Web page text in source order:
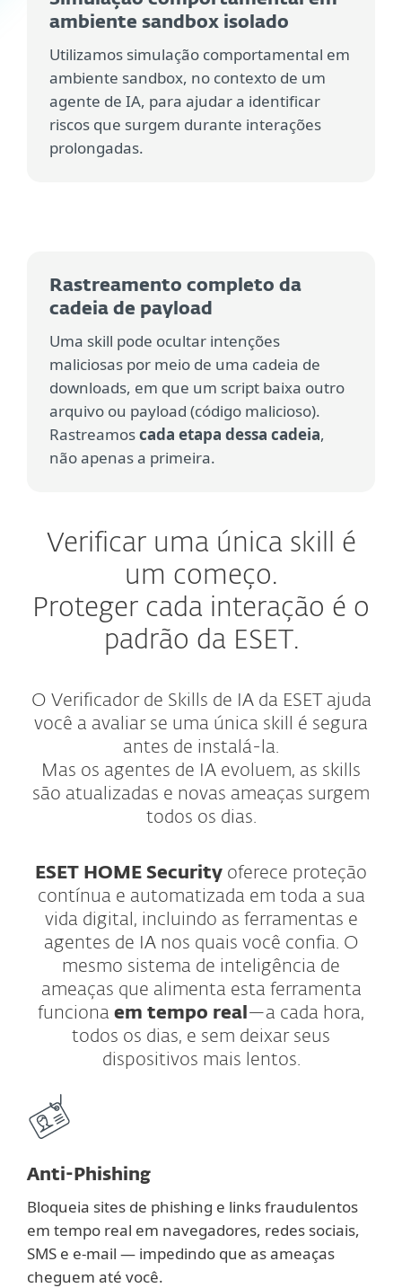
ambiente sandbox isolado
Utilizamos simulação comportamental em
ambiente sandbox, no contexto de um
agente de IA, para ajudar a identificar
riscos que surgem durante interações
prolongadas.
Rastreamento completo da
cadeia de payload
Uma skill pode ocultar intenções
maliciosas por meio de uma cadeia de
downloads, em que um script baixa outro
arquivo ou payload (código malicioso).
Rastreamoscada etapa dessa cadeia,
não apenas a primeira.
Verificar uma única skill é
um começo.
Proteger cada interação é o
padrão da ESET.
O Verificador de Skills de IA da ESET ajuda
você a avaliar se uma única skill é segura
antes de instalá-la.
Mas os agentes de IA evoluem, as skills
são atualizadas e novas ameaças surgem
todos os dias.
ESET HOME Security oferece proteção
contínua e automatizada em toda a sua
vida digital, incluindo as ferramentas e
agentes de IA nos quais você confia. O
mesmo sistema de inteligência de
ameaças que alimenta esta ferramenta
funciona em tempo real —a cada hora,
todos os dias, e sem deixar seus
dispositivos mais lentos.
Anti-Phishing
Bloqueia sites de phishing e links fraudulentos
em tempo real em navegadores, redes sociais,
SMS e e-mail — impedindo que as ameaças
cheguem até você.